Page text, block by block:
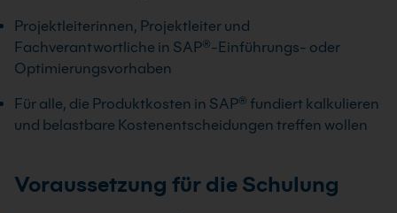
Projektleiterinnen, Projektleiter und
Fachverantwortliche in SAP®-Einführungs- oder
Optimierungsvorhaben
Für alle, die Produktkosten in SAP® fundiert kalkulieren
und belastbare Kostenentscheidungen treffen wollen
Voraussetzung für die Schulung